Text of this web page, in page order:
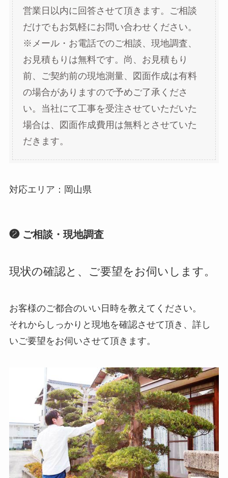
営業日以内に回答させて頂きます。ご相談
だけでもお気軽にお問い合わせください。
※メール・お電話でのご相談、現地調査、
お見積もりは無料です。尚、お見積もり
前、ご契約前の現地測量、図面作成は有料
の場合がありますので予めご了承くださ
い。当社にて工事を受注させていただいた
場合は、図面作成費用は無料とさせていた
だきます。
対応エリア：岡山県
❷ ご相談・現地調査
現状の確認と、ご要望をお伺いします。
お客様のご都合のいい日時を教えてください。
それからしっかりと現地を確認させて頂き、詳し
いご要望をお伺いさせて頂きます。